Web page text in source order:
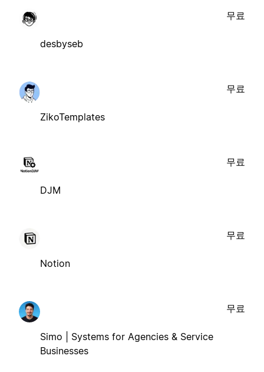
desbyseb
무료
ZikoTemplates
무료
DJM
무료
Notion
무료
Simo | Systems for Agencies & Service
Businesses
무료